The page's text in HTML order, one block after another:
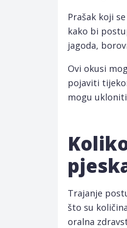
Prašak koji
kako bi
jagoda,
Ovi okusi
pojaviti
mogu
Trajanje
što su
oralna